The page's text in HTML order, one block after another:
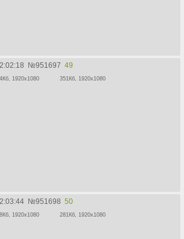
№951697 49
1920x1080 351Кб, 1920x1080
№951698 50
1920x1080 281Кб, 1920x1080